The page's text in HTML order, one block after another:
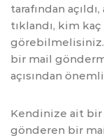
tarafından
tıklandı, kim
görebilmelisiniz.
bir mail
açısından
Kendinize ait bir
gönderen bir